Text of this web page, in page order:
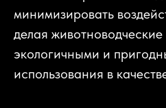
минимизировать
делая
экологичными и
использования в